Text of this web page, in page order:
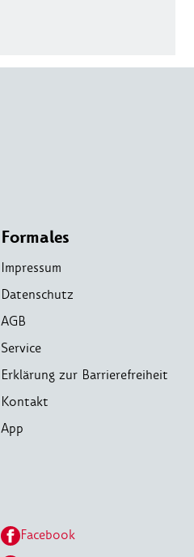
Formales
Impressum
Datenschutz
AGB
Service
Erklärung zur Barrierefreiheit
Kontakt
App
Facebook